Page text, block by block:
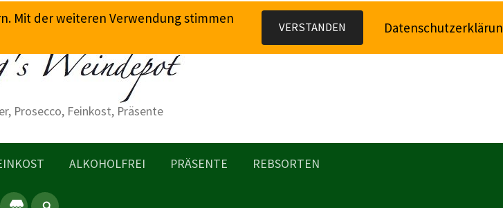
Prosecco, Feinkost, Präsente
ALKOHOLFREI PRÄSENTE REBSORTEN
Mit der weiteren Verwendung stimmen
VERSTANDEN